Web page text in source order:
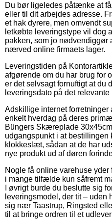
Du bør ligeledes påtænke at
eller til dit arbejdes adresse.
et hak dyrere, men omvendt
letkøbte leveringstype vil dog
pakken, som jo nødvendiggør
nærved online firmaets lager.
Leveringstiden på
afgørende om du har brug for
er det selvsagt fornuftigt at du
leveringsdato på det relevante
Adskillige internet forretninger
enkelt hverdag på deres
Büngers Skæreplade
udgangspunkt i at bestillingen
klokkeslæt, sådan at de har
nye produkt ud af døren
Nogle få online varehuse yder
i mange tilfælde kun såfremt
I øvrigt burde du beslutte sig
leveringsmodel, der tit – uden
sig nær Taastrup, Ringsted
til at bringe ordren til et